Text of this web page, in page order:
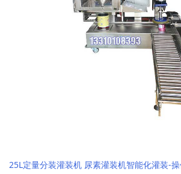
25L定量分装灌装机 尿素灌装机智能化灌装-